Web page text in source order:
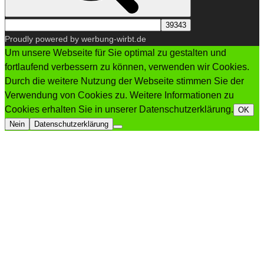
Proudly powered by werbung-wirbt.de
Um unsere Webseite für Sie optimal zu gestalten und
fortlaufend verbessern zu können, verwenden wir Cookies.
Durch die weitere Nutzung der Webseite stimmen Sie der
Verwendung von Cookies zu. Weitere Informationen zu
Cookies erhalten Sie in unserer Datenschutzerklärung. OK
Nein
Datenschutzerklärung